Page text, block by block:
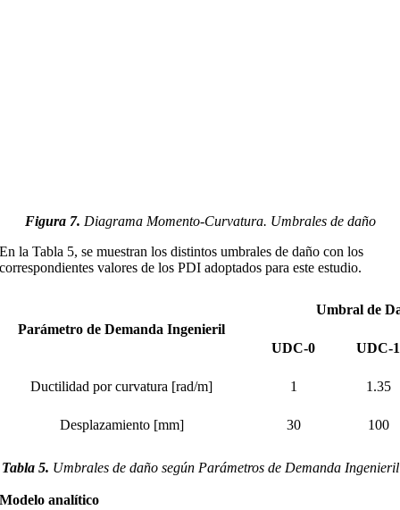
Figura 7. Diagrama Momento-Curvatura. Umbrales de daño
En la Tabla 5, se muestran los distintos umbrales de daño con los
correspondientes valores de los PDI adoptados para este estudio.
Parámetro de Demanda Ingenieril
Umbral de
UDC-0 UDC-1
Ductilidad por curvatura [rad/m] 1 1.35
Desplazamiento [mm] 30 100
Tabla 5. Umbrales de daño según Parámetros de Demanda Ingenieril
Modelo analítico